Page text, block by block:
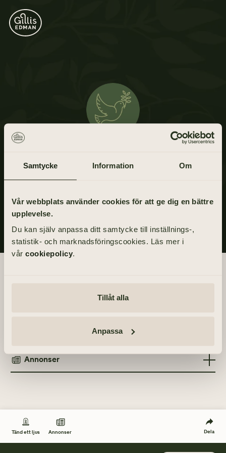
Samtycke Information Om
Vår webbplats använder cookies för att ge dig en bättre
upplevelse.
Du kan själv anpassa ditt samtycke till inställnings-,
statistik- och marknadsföringscookies. Läs mer i
vår cookiepolicy.
Tillåt alla
Anpassa
Ulla Allgurén
Tänd ett ljus Annonser Dela
Akten äger rum inom kretsen av de närmaste.
TÄND ETT LJUS
Annonser
Göteborgs-Posten
17 januari 2021